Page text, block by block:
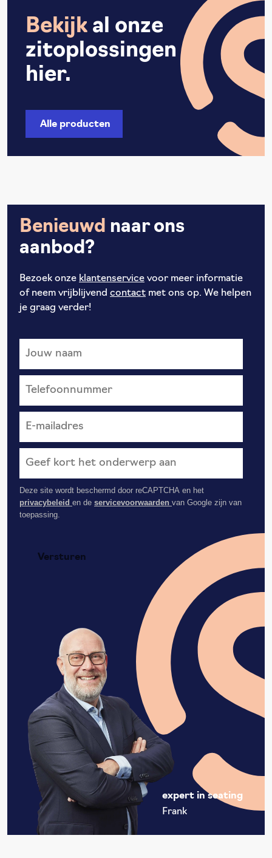
Bekijk al onze
zitoplossingen
hier.
Alle producten
Benieuwd naar ons
aanbod?
Bezoek onze klantenservice voor meer informatie
of neem vrijblijvend contact met ons op. We helpen
je graag verder!
Deze site wordt beschermd door reCAPTCHA en het
privacybeleid en de servicevoorwaarden van Google zijn van
toepassing.
expert in seating
Frank